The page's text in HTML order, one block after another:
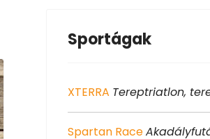
Sportágak
XTERRA Tereptriatlon,
Spartan Race